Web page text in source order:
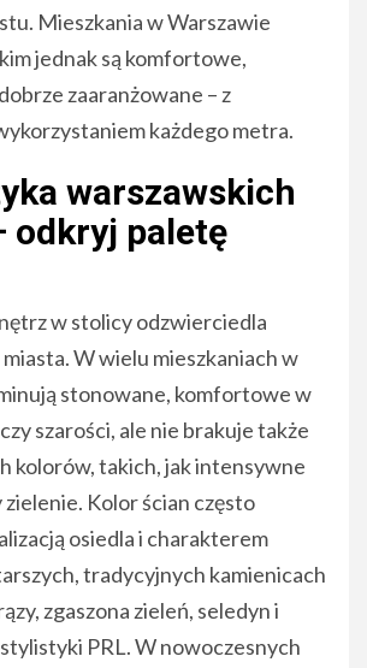
Mieszkania w Warszawie
jednak są komfortowe,
zaaranżowane – z
każdego metra.
warszawskich
odkryj paletę
w stolicy odzwierciedla
W wielu mieszkaniach w
stonowane, komfortowe w
szarości, ale nie brakuje także
kolorów, takich, jak intensywne
Kolor ścian często
osiedla i charakterem
tradycyjnych kamienicach
zgaszona zieleń, seledyn i
PRL. W nowoczesnych